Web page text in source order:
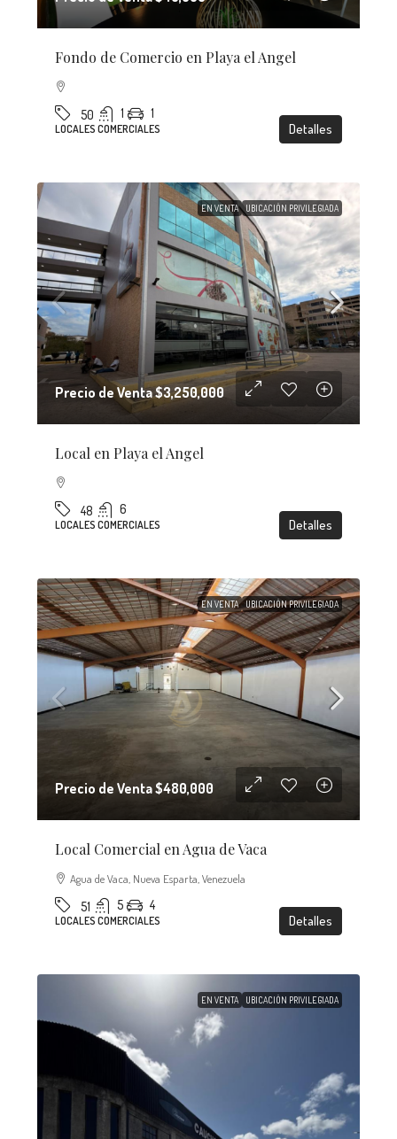
Fondo de Comercio en Playa el Angel
50 1 1
LOCALES COMERCIALES Detalles
EN VENTA UBICACIÓN PRIVILEGIADA
Precio de Venta$3,250,000
Local en Playa el Angel
48 6
LOCALES COMERCIALES Detalles
EN VENTA UBICACIÓN PRIVILEGIADA
Precio de Venta$480,000
Local Comercial en Agua de Vaca
Agua de Vaca, Nueva Esparta, Venezuela
51 5 4
LOCALES COMERCIALES Detalles
EN VENTA UBICACIÓN PRIVILEGIADA